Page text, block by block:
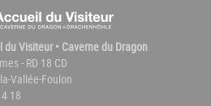
du Visiteur • Caverne du Dragon
- RD 18 CD
Vallée-Foulon
18